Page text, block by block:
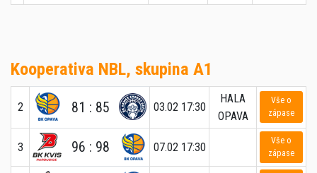
Kooperativa NBL, skupina A1
2 81 : 85 03.02 17:30
HALA
OPAVA
Vše o
zápase
3 96 : 98 07.02 17:30
Vše o
zápase